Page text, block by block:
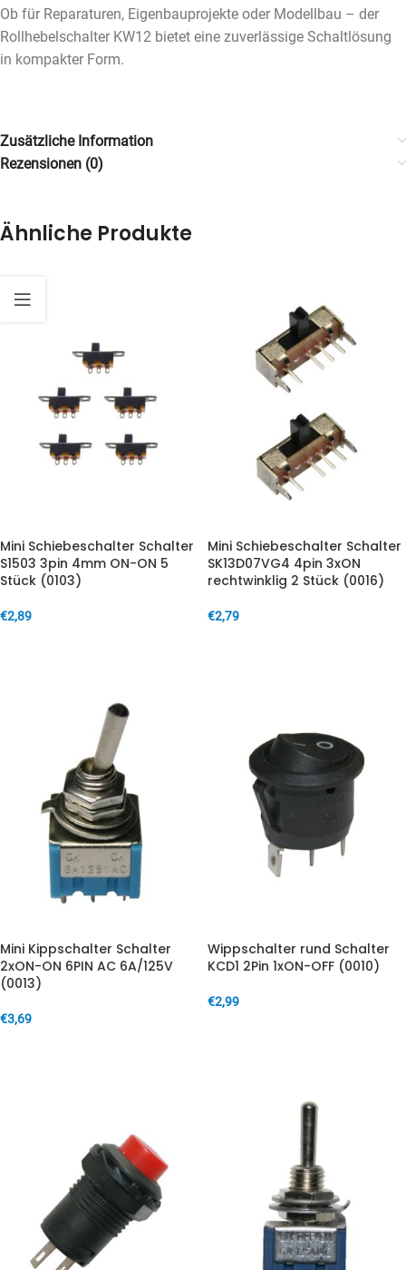
Ob für Reparaturen, Eigenbauprojekte oder Modellbau – der
Rollhebelschalter KW12 bietet eine zuverlässige Schaltlösung
in kompakter Form.
Zusätzliche Information
Rezensionen (0)
Ähnliche Produkte
Mini Schiebeschalter Schalter
S1503 3pin 4mm ON-ON 5
Stück (0103)
€2,89
Mini Schiebeschalter Schalter
SK13D07VG4 4pin 3xON
rechtwinklig 2 Stück (0016)
€2,79
Mini Kippschalter Schalter
2xON-ON 6PIN AC 6A/125V
(0013)
€3,69
Wippschalter rund Schalter
KCD1 2Pin 1xON-OFF (0010)
€2,99